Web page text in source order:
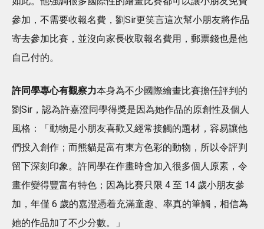
參加，不需要收報名費，劉Sir更笑言這次幫小朋友將作品
寄去參加比賽，並沒向家長收取報名費用，郵票錢也是他
自己付的。
許同學專心有觀察力本身為不少國際繪畫比賽擔任評判的
劉Sir，認為許嘉澄同學得獎是因為她作品的原創性及個人
風格：「動物是小朋友喜歡又經常接觸的題材，容易讓他
們投入創作；而熊貓是富有東方色彩的動物，所以令評判
留下深刻印象。許同學在作畫時會加入很多個人原素，令
畫作變得豐富有特色；因為比賽只限 4 至 14 歲小朋友參
加，年僅 6 歲的嘉澄憑着充滿童趣、率真的筆觸，相信為
她的作品加了不少分數。」